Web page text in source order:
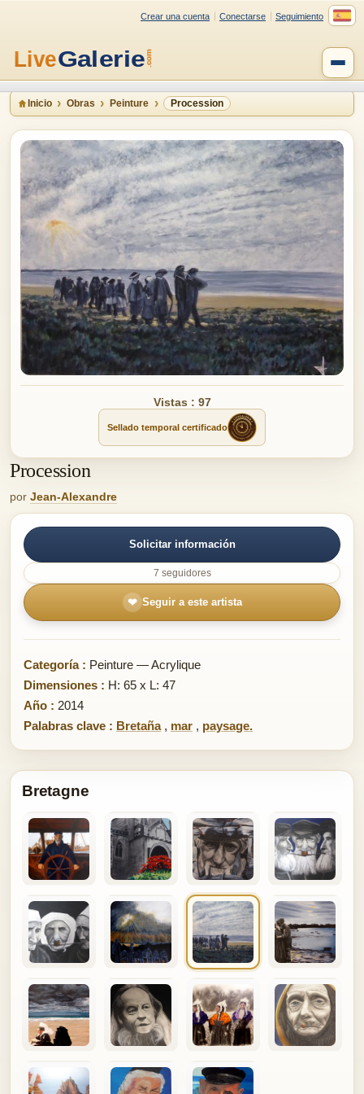
Crear una cuenta Conectarse Seguimiento
Inicio Obras Peinture Procession
Vistas : 97
Sellado temporal certificado
Procession
por Jean-Alexandre
Solicitar información
7 seguidores
❤ Seguir a este artista
Categoría : Peinture — Acrylique
Dimensiones : H: 65 x L: 47
Año : 2014
Palabras clave : Bretaña, mar , paysage.
Bretagne